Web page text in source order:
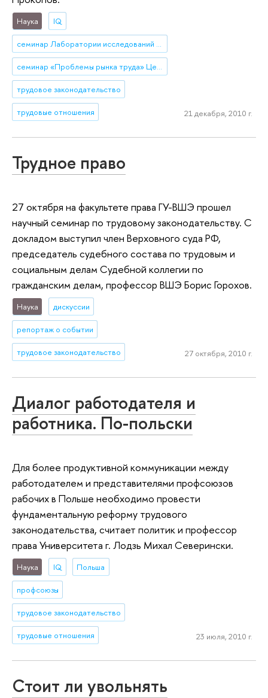
Наука IQ
семинар Лаборатории исследований рынка труда (ЛИРТ)
семинар «Проблемы рынка труда» Центра трудовых исследований
трудовое законодательство
трудовые отношения 21 декабря, 2010 г.
Трудное право
27 октября на факультете права ГУ-ВШЭ прошел
научный семинар по трудовому законодательству. С
докладом выступил член Верховного суда РФ,
председатель судебного состава по трудовым и
социальным делам Судебной коллегии по
гражданским делам, профессор ВШЭ Борис Горохов.
Наука дискуссии
репортаж о событии
трудовое законодательство 27 октября, 2010 г.
Диалог работодателя и
работника. По-польски
Для более продуктивной коммуникации между
работодателем и представителями профсоюзов
рабочих в Польше необходимо провести
фундаментальную реформу трудового
законодательства, считает политик и профессор
права Университета г. Лодзь Михал Северински.
Наука IQ Польша
профсоюзы
трудовое законодательство
трудовые отношения 23 июля, 2010 г.
Стоит ли увольнять